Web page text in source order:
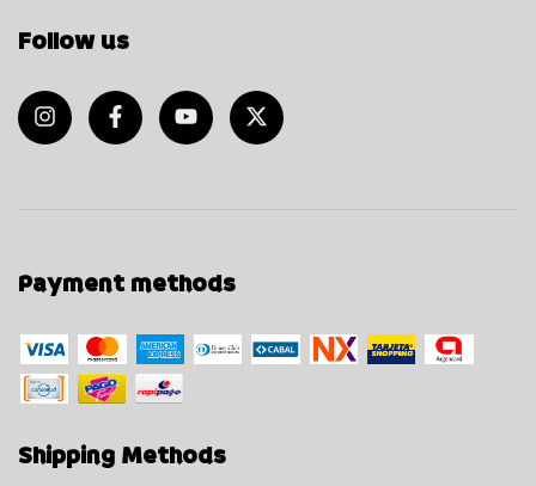
Follow us
Payment methods
Shipping Methods